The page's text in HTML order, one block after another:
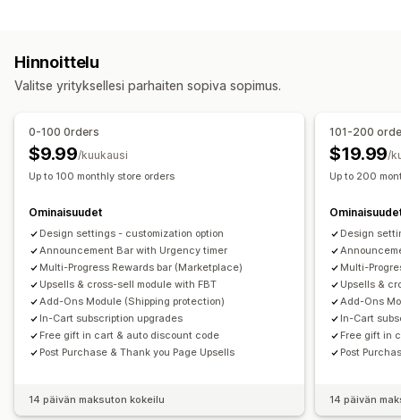
Mobiiliresponsiivisuus
Paikallaan pysyvä ostoskori
Ehtojen valintaruutu
Lisämyynti
Tuotesuositukset
Säästä ostamalla enemmän
Toimituspalkki
Porrastetut palkinnot Lisämaksut
Kassan mukauttaminen
Mukautetut muistiinpanot Lahjoitukset
Automaattiset alennukset
Lisämyynti yhdellä klikkauksella
Piilota pikakassa
Tuotesivulisämyynti
Kiitos-sivun lisämyynti
Paikallaan pysyvä ostoskori
Mukautettu CSS-koodi
Vedä ja pudota -editori Monta valuuttaa
Monikielisyys
Tarjoukset ja suositukset
Takuut
Toimitussuoja Ilmaislahja
Lahjan paketointi
Ilmainen toimitus
Tuotteen lisäosat (add-ons)
Tuotesuositukset Usein yhdessä ostetut tuotteet
Tuotepaketit Määräalennukset
Volyymialennukset
Porrastetut alennukset Tekoälysuositukset
Analytiikka
Hinnoittelu
Valitse yrityksellesi parhaiten sopiva sopimus.
0-100 0rders
$9.99/kuukausi
Up to 100 monthly store orders
Ominaisuudet
Design settings - customization option
Announcement Bar with Urgency timer
Multi-Progress Rewards bar (Marketplace)
Upsells & cross-sell module with FBT
Add-Ons Module (Shipping protection)
In-Cart subscription upgrades
Free gift in cart & auto discount code
Post Purchase & Thank you Page Upsells
14 päivän maksuton kokeilu
101-200
$19.99/
Up to 200
Design
Multi-
Upsells &
Add-Ons
In-Cart
Free gift in
Post
14 päivän